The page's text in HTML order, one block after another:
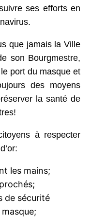
ses efforts en
que jamais la Ville
son Bourgmestre,
port du masque et
des moyens
la santé de
à respecter
les mains;
de sécurité